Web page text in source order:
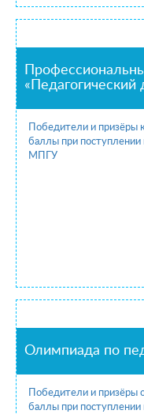
«Педагогический
Победители и призёры
баллы при
МПГУ
Олимпиада по
Победители и
баллы при поступлении